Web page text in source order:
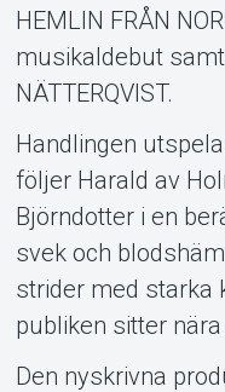
HEMLIN FRÅN
musikaldebut samt
NÄTTERQVIST.
Handlingen
följer Harald av
Björndotter i en
svek och
strider med starka
publiken sitter
Den nyskrivna